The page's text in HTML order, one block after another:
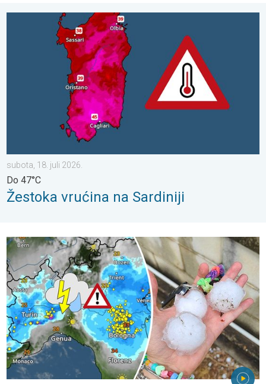
Žestoka vrućina na Sardiniji. Do 47°C. . . subota, 18. juli 2026.
subota, 18. juli 2026.
Do 47°C
Žestoka vrućina na Sardiniji
Nevrijeme bjesnilo sjeverom Italije. Meteotsunami na